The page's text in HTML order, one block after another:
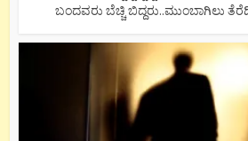
ಬಂದವರು ಬೆಚ್ಚಿ ಬಿದ್ದರು..ಮುಂಬಾಗಿಲು